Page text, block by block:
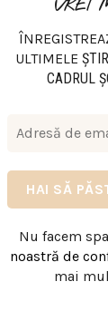
VREI
ULTIMELE
CADRUL
Nu facem
noastră de
mai